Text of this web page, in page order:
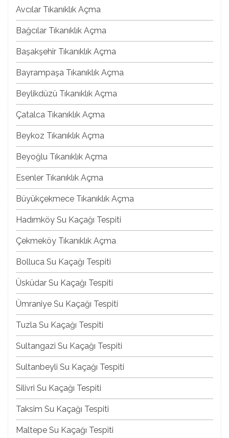
Avcılar Tıkanıklık Açma
Bağcılar Tıkanıklık Açma
Başakşehir Tıkanıklık Açma
Bayrampaşa Tıkanıklık Açma
Beylikdüzü Tıkanıklık Açma
Çatalca Tıkanıklık Açma
Beykoz Tıkanıklık Açma
Beyoğlu Tıkanıklık Açma
Esenler Tıkanıklık Açma
Büyükçekmece Tıkanıklık Açma
Hadımköy Su Kaçağı Tespiti
Çekmeköy Tıkanıklık Açma
Bolluca Su Kaçağı Tespiti
Üsküdar Su Kaçağı Tespiti
Ümraniye Su Kaçağı Tespiti
Tuzla Su Kaçağı Tespiti
Sultangazi Su Kaçağı Tespiti
Sultanbeyli Su Kaçağı Tespiti
Silivri Su Kaçağı Tespiti
Taksim Su Kaçağı Tespiti
Maltepe Su Kaçağı Tespiti